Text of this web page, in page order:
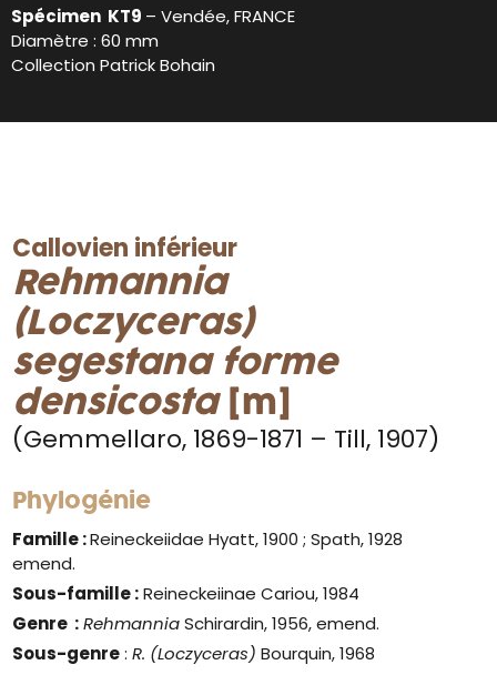
Spécimen KT9 – Vendée, FRANCE
Diamètre : 60 mm
Collection Patrick Bohain
Callovien inférieur
Rehmannia
(Loczyceras)
segestanaforme
densicosta[m]
(Gemmellaro, 1869-1871 – Till, 1907)
Phylogénie
Famille :Reineckeiidae Hyatt, 1900 ; Spath, 1928
emend.
Sous-famille :Reineckeiinae Cariou, 1984
Genre : RehmanniaSchirardin, 1956, emend.
Sous-genre:R. (Loczyceras) Bourquin, 1968